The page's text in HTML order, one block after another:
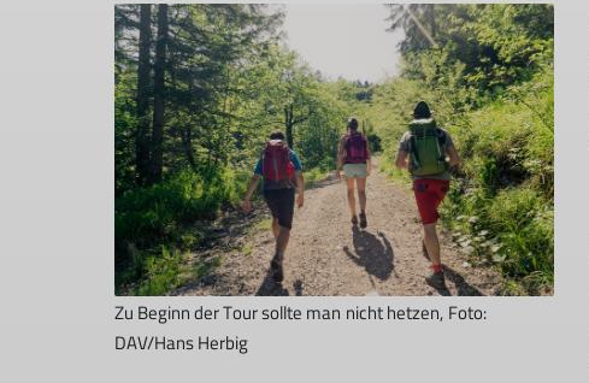
Zu Beginn der Tour sollte man nicht hetzen, Foto:
DAV/Hans Herbig